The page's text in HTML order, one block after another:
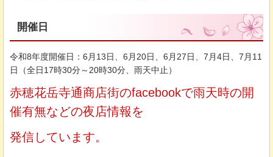
開催日
令和8年度開催日：6月13日、6月20日、6月27日、7月4日、7月11
日（全日17時30分～20時30分、雨天中止）
赤穂花岳寺通商店街のfacebookで雨天時の開
催有無などの夜店情報を
発信しています。